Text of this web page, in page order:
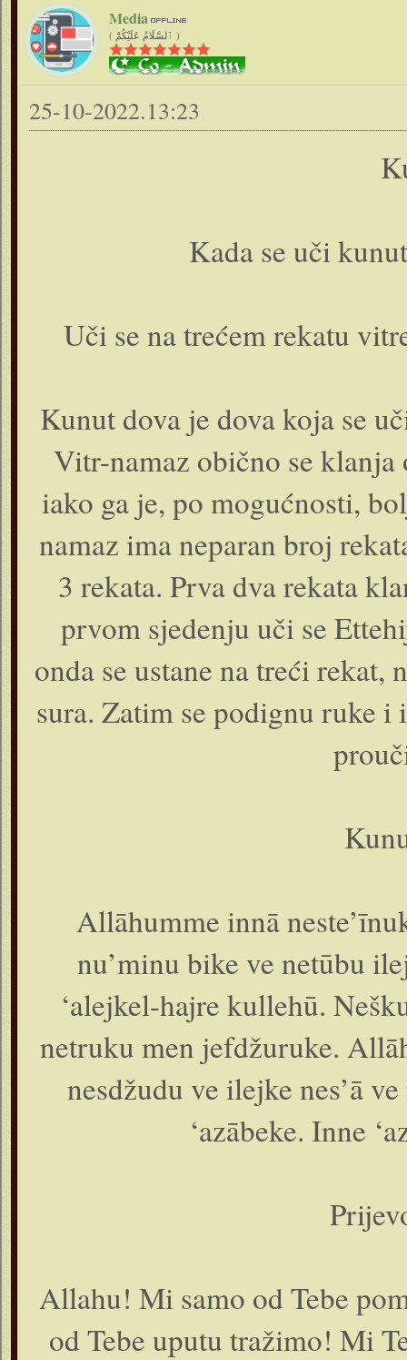
Media
( ٱلسَّلَامُ عَلَيْكُمْ )
25-10-2022.13:23
Kada se uči
Uči se na trećem rekatu
Kunut dova je dova koja se
Vitr-namaz obično se
iako ga je, po mogućnosti,
namaz ima neparan broj
3 rekata. Prva dva rekata
prvom sjedenju uči se
onda se ustane na treći
sura. Zatim se podignu ruke
Allāhumme innā
nu’minu bike ve netūbu
‘alejkel-hajre kullehū.
netruku men jefdžuruke.
nesdžudu ve ilejke nes’ā
‘azābeke. Inne
Allahu! Mi samo od Tebe
od Tebe uputu tražimo! Mi